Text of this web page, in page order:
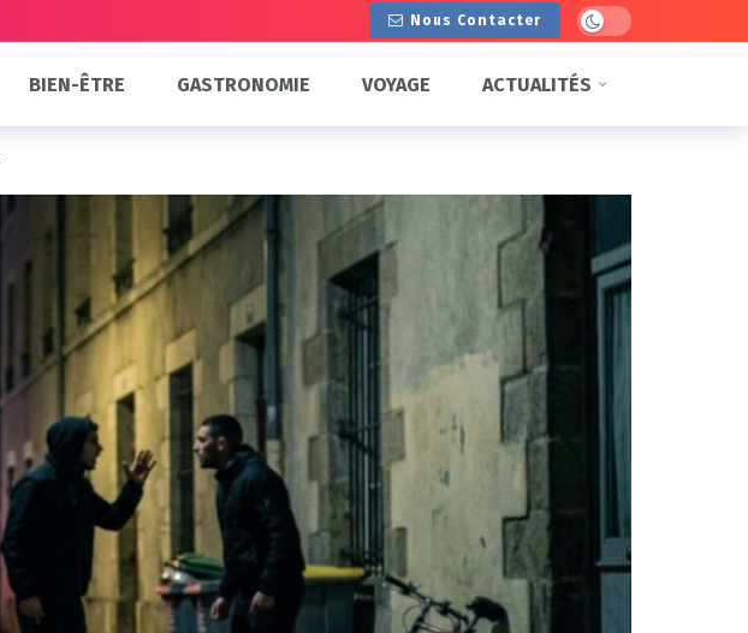
Nous Contacter Dark mode
BIEN-ÊTRE GASTRONOMIE VOYAGE ACTUALITÉS